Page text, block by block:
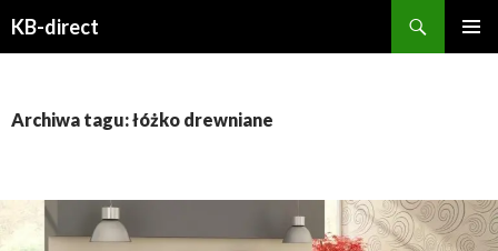
KB-direct
Archiwa tagu: łóżko drewniane